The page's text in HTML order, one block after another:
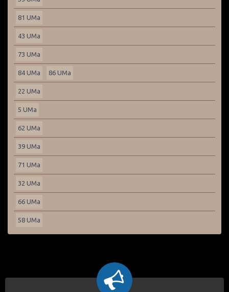
81 UMa
43 UMa
73 UMa
84 UMa 86 UMa
22 UMa
5 UMa
62 UMa
39 UMa
71 UMa
32 UMa
66 UMa
58 UMa